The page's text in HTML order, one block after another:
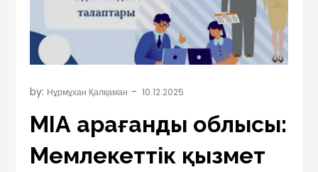
by: Нұрмұхан Қалқаман
МҚІА Қарағанды облысы:
Мемлекеттік қызмет